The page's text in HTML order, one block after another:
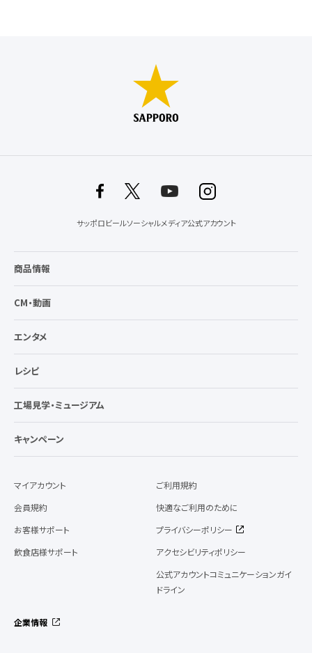
サッポロビールソーシャルメディア公式アカウント
商品情報
CM・動画
エンタメ
レシピ
工場見学・ミュージアム
キャンペーン
マイアカウント
会員規約
お客様サポート
飲食店様サポート
ご利用規約
快適なご利用のために
プライバシーポリシー
アクセシビリティポリシー
公式アカウントコミュニケーションガイ
ドライン
企業情報